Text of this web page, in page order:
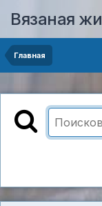
Вязаная
Главная